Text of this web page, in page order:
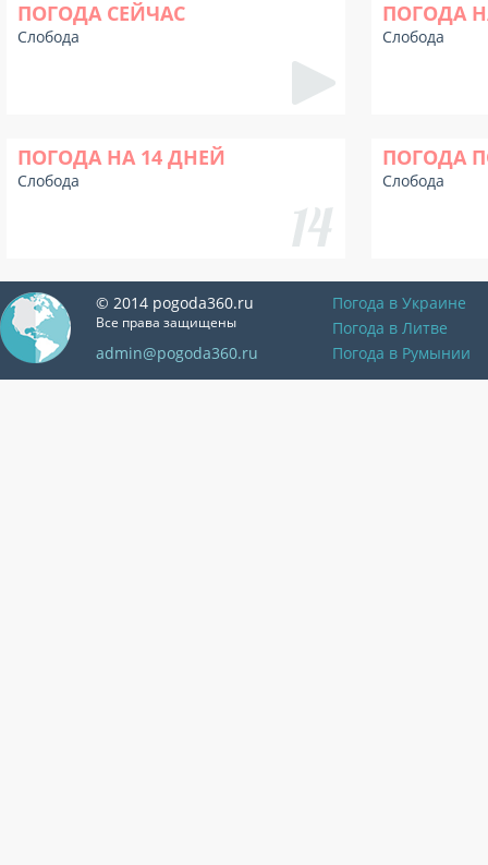
ПОГОДА СЕЙЧАС
Слобода
ПОГОДА
Слобода
ПОГОДА НА 14 ДНЕЙ
Слобода
ПОГОДА
Слобода
© 2014 pogoda360.ru
Все права защищены
admin@pogoda360.ru
Погода в Украине
Погода в Литве
Погода в Румынии